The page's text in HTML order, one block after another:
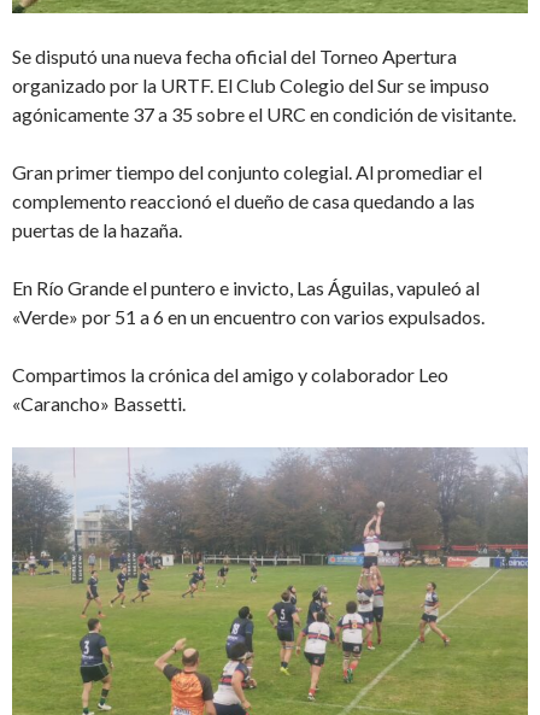
Se disputó una nueva fecha oficial del Torneo Apertura
organizado por la URTF. El Club Colegio del Sur se impuso
agónicamente 37 a 35 sobre el URC en condición de visitante.
Gran primer tiempo del conjunto colegial. Al promediar el
complemento reaccionó el dueño de casa quedando a las
puertas de la hazaña.
En Río Grande el puntero e invicto, Las Águilas, vapuleó al
«Verde» por 51 a 6 en un encuentro con varios expulsados.
Compartimos la crónica del amigo y colaborador Leo
«Carancho» Bassetti.